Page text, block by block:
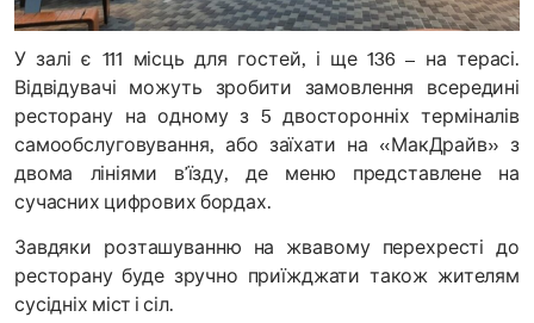
У залі є 111 місць для гостей, і ще 136 – на терасі.
Відвідувачі можуть зробити замовлення всередині
ресторану на одному з 5 двосторонніх терміналів
самообслуговування, або заїхати на «МакДрайв» з
двома лініями в’їзду, де меню представлене на
сучасних цифрових бордах.
Завдяки розташуванню на жвавому перехресті до
ресторану буде зручно приїжджати також жителям
сусідніх міст і сіл.